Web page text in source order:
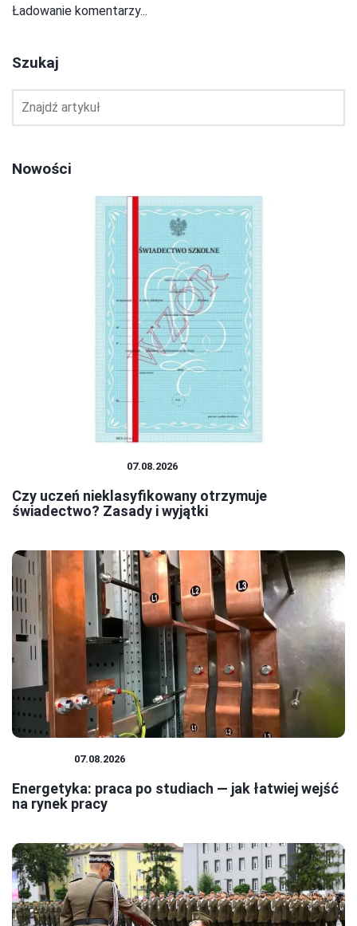
Ładowanie komentarzy...
Szukaj
Nowości
07.08.2026
Czy uczeń nieklasyfikowany otrzymuje
świadectwo? Zasady i wyjątki
07.08.2026
Energetyka: praca po studiach — jak łatwiej wejść
na rynek pracy